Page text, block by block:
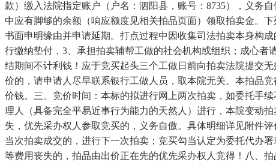
款）缴入法院指定账户（户名：泗阳县，账号：8735），义务
中应有脚够的余额（响应额度见相关拍品页面）领取拍卖金。
书面申明缘由并申请延期。打点过程中因收集司法拍卖本身构
行缴纳垫付，3、承担拍卖辅帮工做的社会机构或组织；成心
结期间不计利钱！应于竞买起头三个工做日前向拍卖法院提交
价的，请申请人尽早联系银行工做人员，取本院无关。本拍品
价钱。三、竞价时间：本标的拟进行网上两次拍卖，如委托手
理人（具备完全平易近事行为能力的天然人）进行，本院变动
失，优先采办权人参取竞买的，义务自傲。具体明细详见附件
当次拍卖成交的，进行下一次拍卖；竞买勾当认定为委托代办
等费用丧失的，拍品由出价正在先的优先采办权人竞得！八、